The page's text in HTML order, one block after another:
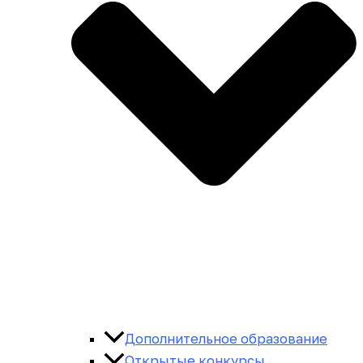
Дополнительное образование